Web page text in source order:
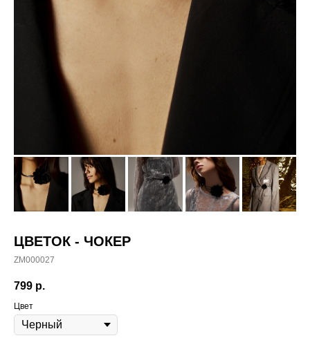
ЦВЕТОК - ЧОКЕР
ZM000027
799 р.
Цвет